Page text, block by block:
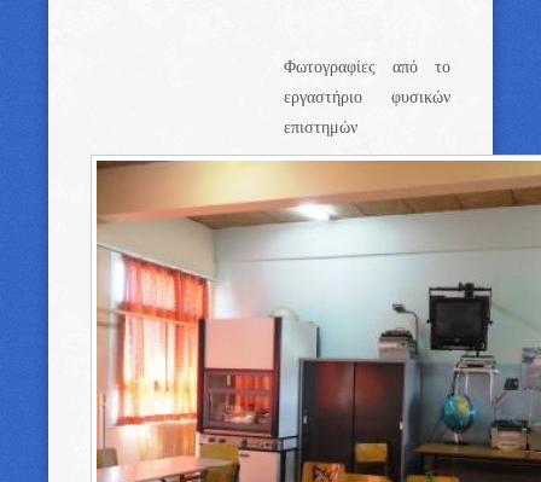
Φωτογραφίες από το
εργαστήριο φυσικών
επιστημών